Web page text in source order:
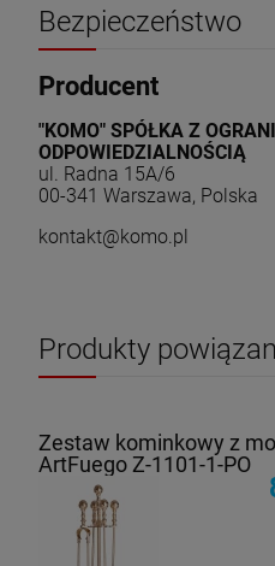
Bezpieczeństwo
Producent
"KOMO" SPÓŁKA Z
ODPOWIEDZIALNOŚCIĄ
ul. Radna 15A/6
00-341 Warszawa, Polska
kontakt@komo.pl
Produkty
Zestaw kominkowy z
ArtFuego Z-1101-1-PO